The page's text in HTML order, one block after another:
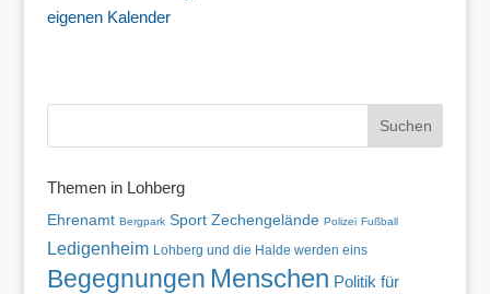
eigenen Kalender
Themen in Lohberg
Ehrenamt Bergpark Sport Zechengelände Polizei Fußball
Ledigenheim Lohberg und die Halde werden eins
Begegnungen Menschen Politik für